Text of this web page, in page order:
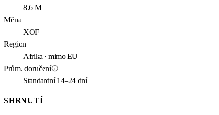
8.6 M
Měna
XOF
Region
Afrika · mimo EU
Prům. doručeníinfo
Standardní 14–24 dní
SHRNUTÍ